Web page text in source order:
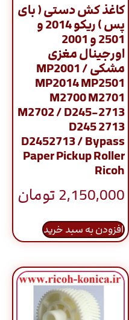
کاغذ کش دستی ( بای
پس ) ریکو 2014 و
2501 و 2001
اورجینال مغزی
مشکی / MP2001
MP2014 MP2501
M2700 M2701
M2702 / D245-2713
D245 2713
D2452713 / Bypass
Paper Pickup Roller
Ricoh
2,150,000تومان
افزودن به سبد خرید